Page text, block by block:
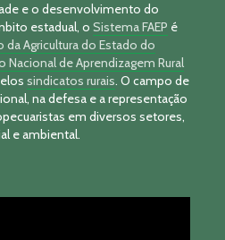
e o desenvolvimento do
estadual, o Sistema FAEP é
da Agricultura do Estado do
Nacional de Aprendizagem Rural
sindicatos rurais. O campo de
na defesa e a representação
em diversos setores,
e ambiental.